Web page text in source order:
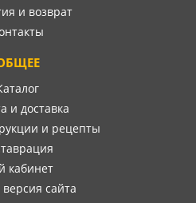
и возврат
и доставка
и рецепты
кабинет
сайта